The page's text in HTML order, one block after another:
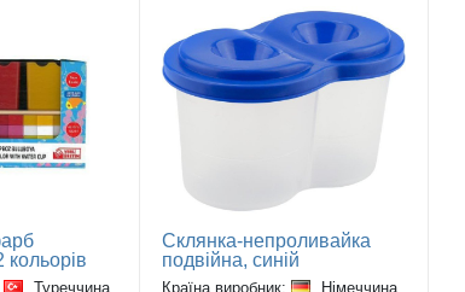
Туреччина
Склянка-непроливайка
подвійна, синій
Країна виробник: Німеччина